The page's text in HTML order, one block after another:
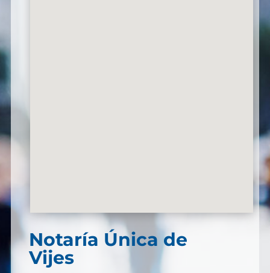
Notaría Única de
Vijes